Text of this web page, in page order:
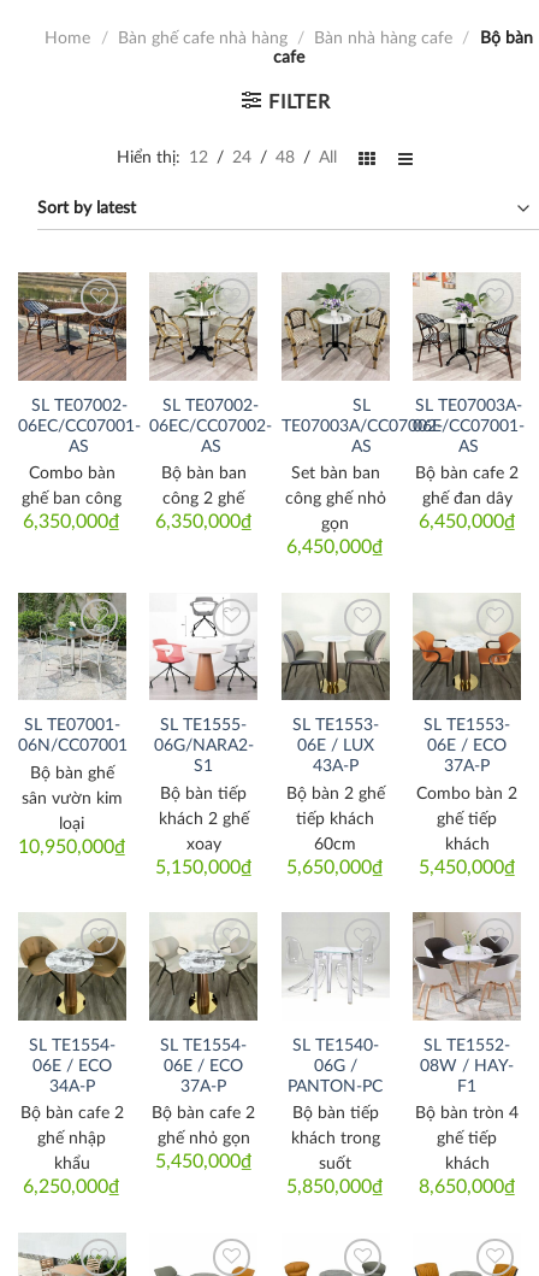
Home / Bàn ghế cafe nhà hàng / Bàn nhà hàng cafe /
Bộ bàn
cafe
FILTER
Hiển thị: 12 / 24 / 48 / All
Thích
SL TE07002-
06EC/CC07001-
AS
6,350,000₫
Combo bàn
ghế ban công
Thích
SL TE07002-
06EC/CC07002-
AS
6,350,000₫
Bộ bàn ban
công 2 ghế
Thích
SL
TE07003A/CC07002-
AS
6,450,000₫
Set bàn ban
công ghế nhỏ
gọn
Thích
SL TE07003A-
06E/CC07001-
AS
6,450,000₫
Bộ bàn cafe 2
ghế đan dây
Thích
SL TE07001-
06N/CC07001
10,950,000₫
Bộ bàn ghế
sân vườn kim
loại
Thích
SL TE1555-
06G/NARA2-
S1
5,150,000₫
Bộ bàn tiếp
khách 2 ghế
xoay
Thích
SL TE1553-
06E / LUX
43A-P
5,650,000₫
Bộ bàn 2 ghế
tiếp khách
60cm
Thích
SL TE1553-
06E / ECO
37A-P
5,450,000₫
Combo bàn 2
ghế tiếp
khách
Thích
SL TE1554-
06E / ECO
34A-P
6,250,000₫
Bộ bàn cafe 2
ghế nhập
khẩu
Thích
SL TE1554-
06E / ECO
37A-P
5,450,000₫
Bộ bàn cafe 2
ghế nhỏ gọn
Thích
SL TE1540-
06G /
PANTON-PC
5,850,000₫
Bộ bàn tiếp
khách trong
suốt
Thích
SL TE1552-
08W / HAY-
F1
8,650,000₫
Bộ bàn tròn 4
ghế tiếp
khách